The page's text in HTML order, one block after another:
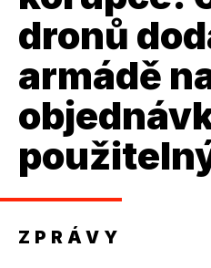
dronů
armádě
ZPRÁVY